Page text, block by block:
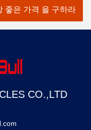
좋은 가격 을 구하라
CO.,LTD